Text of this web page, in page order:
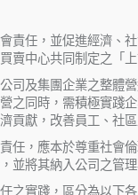
責任，並促進經濟、
賣中心共同制定之「
司及集團企業之整體營
之同時，需積極實踐
貢獻，改善員工、社
任，應本於尊重社會
並將其納入公司之管理
之實踐，區分為以下各